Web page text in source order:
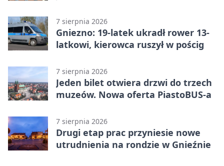
7 sierpnia 2026
Gniezno: 19-latek ukradł rower 13-
latkowi, kierowca ruszył w pościg
7 sierpnia 2026
Jeden bilet otwiera drzwi do trzech
muzeów. Nowa oferta PiastoBUS-a
7 sierpnia 2026
Drugi etap prac przyniesie nowe
utrudnienia na rondzie w Gnieźnie